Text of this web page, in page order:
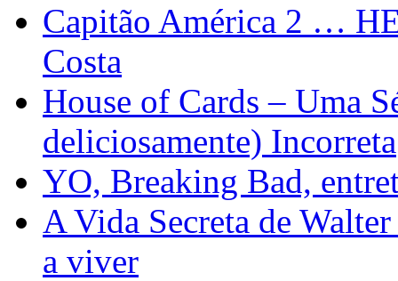
Capitão América 2 …
Costa
House of Cards – Uma
deliciosamente) Incorreta
YO, Breaking Bad,
A Vida Secreta de
a viver